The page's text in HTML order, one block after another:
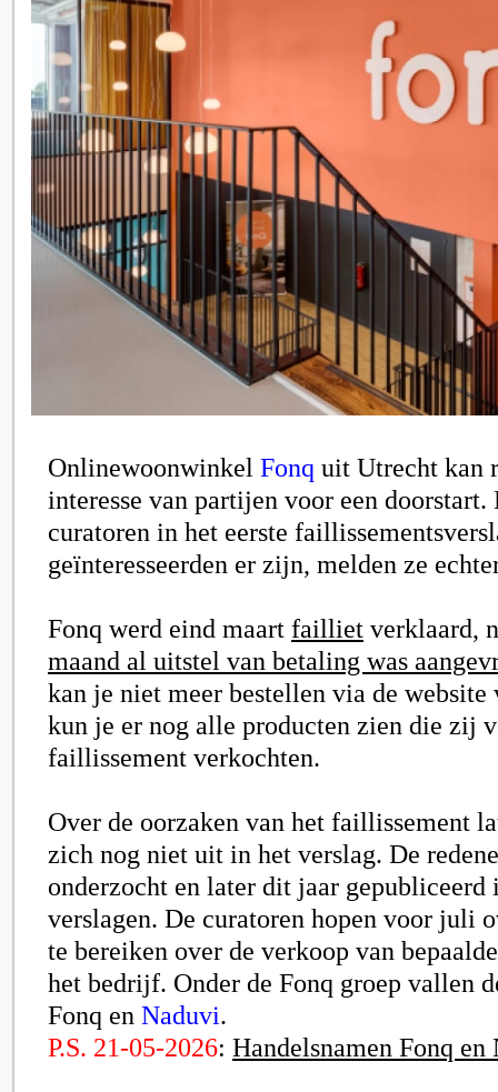
Onlinewoonwinkel Fonq uit Utrecht kan
interesse van partijen voor een
curatoren in het eerste
geïnteresseerden er zijn, melden ze
Fonq werd eind maart failliet verklaard,
maand al uitstel van betaling was
kan je niet meer bestellen via de website
kun je er nog alle producten zien die zij
faillissement verkochten.
Over de oorzaken van het faillissement
zich nog niet uit in het verslag. De
onderzocht en later dit jaar gepubliceerd
verslagen. De curatoren hopen voor juli
te bereiken over de verkoop van
het bedrijf. Onder de Fonq groep vallen
Fonq en Naduvi.
P.S. 21-05-2026: Handelsnamen Fonq